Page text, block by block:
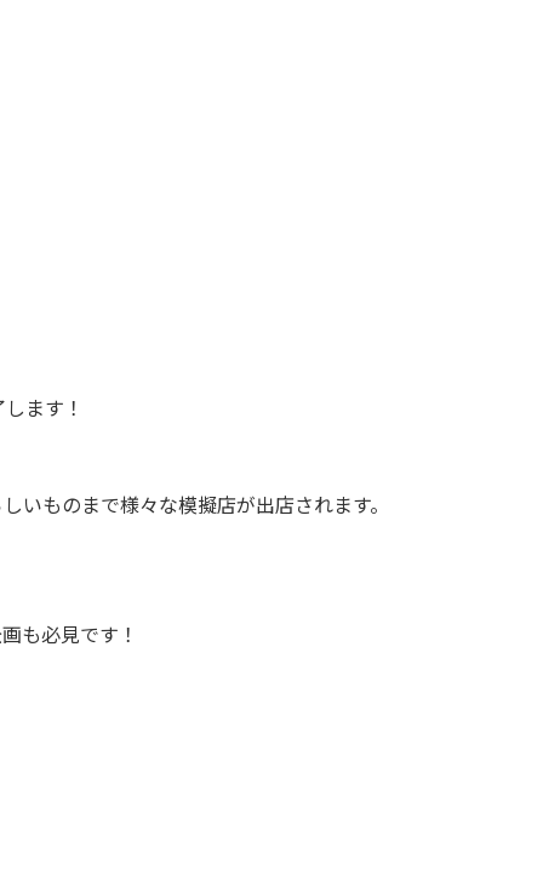
ます！
いものまで様々な模擬店が出店されます。
も必見です！